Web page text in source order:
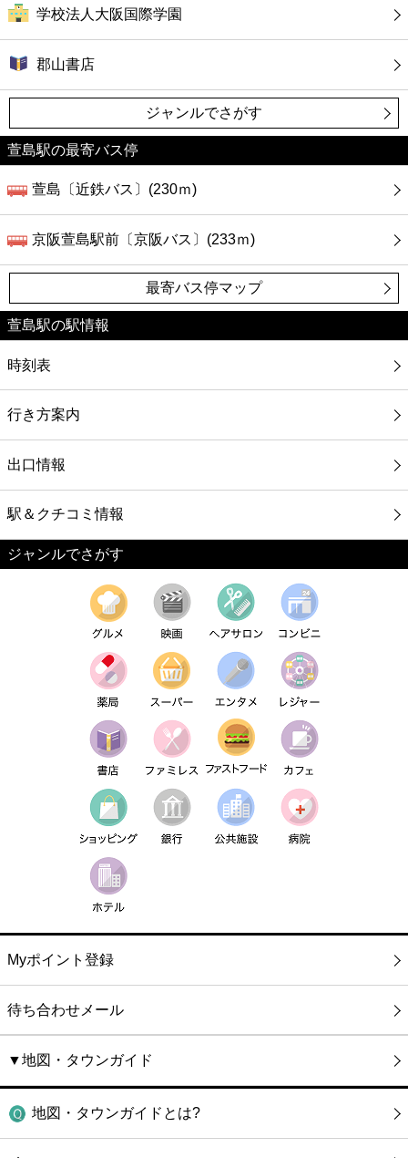
学校法人大阪国際学園
郡山書店
ジャンルでさがす
萱島駅の最寄バス停
萱島〔近鉄バス〕(230ｍ)
京阪萱島駅前〔京阪バス〕(233ｍ)
最寄バス停マップ
萱島駅の駅情報
時刻表
行き方案内
出口情報
駅＆クチコミ情報
ジャンルでさがす
Myポイント登録
待ち合わせメール
▼地図・タウンガイド
地図・タウンガイドとは?